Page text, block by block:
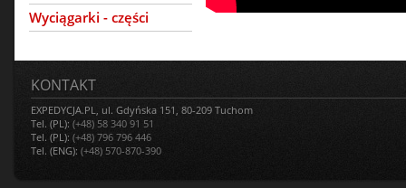
Wyciągarki - części
KONTAKT
EXPEDYCJA.PL, ul. Gdyńska 151, 80-209 Tuchom
Tel. (PL): (+48) 58 340 91 51
Tel. (PL): (+48) 796 796 446
Tel. (ENG): (+48) 570-870-390